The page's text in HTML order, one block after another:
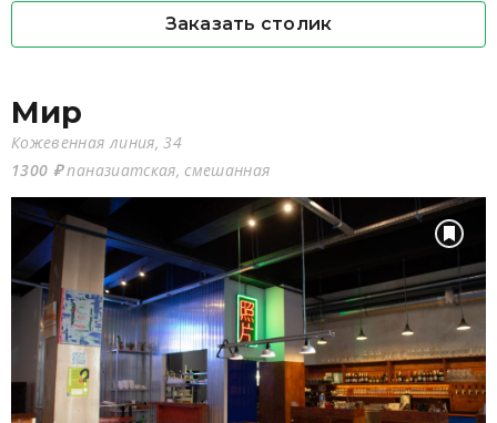
Заказать столик
Мир
Кожевенная линия, 34
1300 ₽паназиатская, смешанная